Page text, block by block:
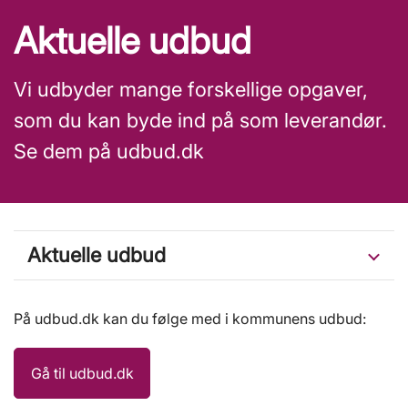
Aktuelle udbud
Vi udbyder mange forskellige opgaver,
som du kan byde ind på som leverandør.
Se dem på udbud.dk
Aktuelle udbud
På udbud.dk kan du følge med i kommunens udbud:
Gå til udbud.dk